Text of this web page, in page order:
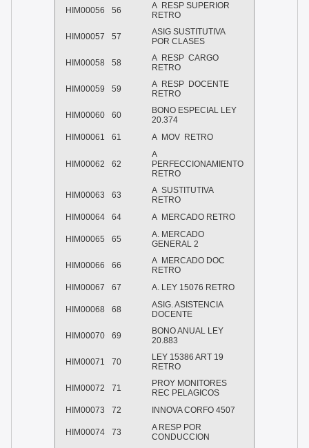
HIM00056 56
A RESP SUPERIOR
RETRO
HIM00057 57
ASIG SUSTITUTIVA
POR CLASES
HIM00058 58
A RESP CARGO
RETRO
HIM00059 59
A RESP DOCENTE
RETRO
HIM00060 60
BONO ESPECIAL LEY
20.374
HIM00061
61 A MOV RETRO
HIM00062 62
A
PERFECCIONAMIENTO
RETRO
HIM00063 63
A SUSTITUTIVA
RETRO
HIM00064
64 A MERCADO RETRO
HIM00065 65
A. MERCADO
GENERAL 2
HIM00066 66
A MERCADO DOC
RETRO
HIM00067
67 A. LEY 15076 RETRO
HIM00068 68
ASIG. ASISTENCIA
DOCENTE
HIM00070 69
BONO ANUAL LEY
20.883
HIM00071 70
LEY 15386 ART 19
RETRO
HIM00072 71
PROY MONITORES
REC PELAGICOS
HIM00073
72 INNOVA CORFO 4507
HIM00074 73
A RESP POR
CONDUCCION